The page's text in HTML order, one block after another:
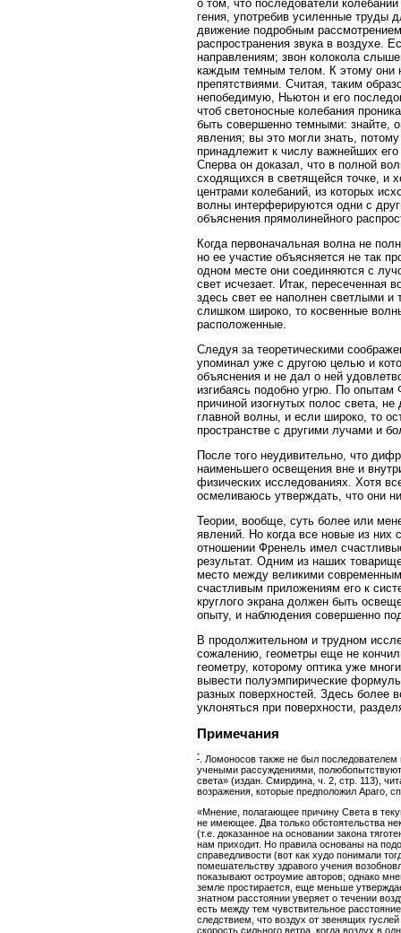
о том, что последователи
гения, употребив усиленные труды
движение подробным
распространения звука в воздухе.
направлениям; звон колокола
каждым темным телом. К этому они
препятствиями. Считая, таким
непобедимую, Ньютон и его
чтоб светоносные колебания
быть совершенно темными: знайте,
явления; вы это могли знать,
принадлежит к числу важнейших его
Сперва он доказал, что в полной
сходящихся в светящейся точке, и
центрами колебаний, из которых
волны интерферируются одни с
объяснения прямолинейного
Когда первоначальная волна не
но ее участие объясняется не так
одном месте они соединяются с
свет исчезает. Итак, пересеченная
здесь свет ее наполнен светлыми
слишком широко, то косвенные
расположенные.
Следуя за теоретическими
упоминал уже с другою целью и
объяснения и не дал о ней
изгибаясь подобно угрю. По
причиной изогнутых полос света,
главной волны, и если широко, то
пространстве с другими лучами и
После того неудивительно, что
наименьшего освещения вне и
физических исследованиях. Хотя
осмеливаюсь утверждать, что они
Теории, вообще, суть более или
явлений. Но когда все новые из них
отношении Френель имел
результат. Одним из наших
место между великими
счастливым приложениям его к
круглого экрана должен быть
опыту, и наблюдения совершенно
В продолжительном и трудном
сожалению, геометры еще не
геометру, которому оптика уже
вывести полуэмпирические
разных поверхностей. Здесь более
уклоняться при поверхности,
Примечания
*
. Ломоносов также не был
учеными рассуждениями, полюбопытствуют
света» (издан. Смирдина, ч. 2, стр. 113),
возражения, которые предположил Араго,
«Мнение, полагающее причину Света в
не имеющее. Два только обстоятельства
(т.е. доказанное на основании закона
нам приходит. Но правила основаны на
справедливости (вот как худо понимали
помешательству здравого учения
показывают остроумие авторов; однако
земле простирается, еще меньше
знатном расстоянии уверяет о течении
есть между тем чувствительное
следствием, что воздух от звенящих
скорость сильного ветра, когда воздух в